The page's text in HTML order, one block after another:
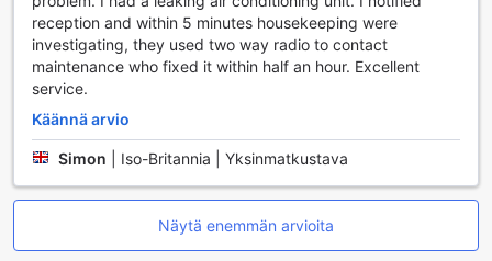
perille saakka. Tämä palvelu on erityisen hyödyllinen, jos
saavut pitkän matkan jälkeen ja haluat vain rentoutua ja
nauttia lomastasi. Lisäksi hotellin tarjoamat retkipalvelut
mahdollistavat tutustumisen Koh Lantan kauniisiin
saaren parhaat puolet asiantuntevien oppaiden johdolla.
D.R. Lanta Bay Resortissa on myös kätevä valet-parking -
palvelu, joka takaa autosi turvallisuuden ja helpon pääsyn
alueelle. Hotellin ilmainen pysäköintialue tekee autolla
matkustamisesta vaivatonta, ja voit nauttia lomastasi ilman
huolia pysäköinnistä. Jos haluat tutustua saareen
reception and within 5 minutes housekeeping were
investigating, they used two way radio to contact
maintenance who fixed it within half an hour. Excellent
service.
Käännä arvio
Simon Iso-Britannia | Yksinmatkustava
Näytä enemmän arvioita